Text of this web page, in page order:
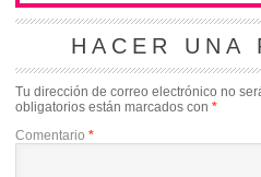
HACER UNA
Tu dirección de correo electrónico no
obligatorios están marcados con *
Comentario *